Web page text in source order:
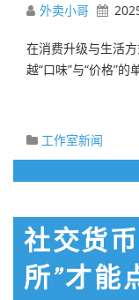
外卖小哥
在消费升级与生活
越“口味”与“价格”
工作室新闻
社交货
所”才能